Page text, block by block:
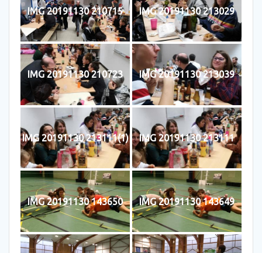
IMG 20191130 210715 IMG 20191130 213029
IMG 20191130 210723 IMG 20191130 213039
IMG 20191130 213111(1) IMG 20191130 213111
IMG 20191130 143650 IMG 20191130 143649